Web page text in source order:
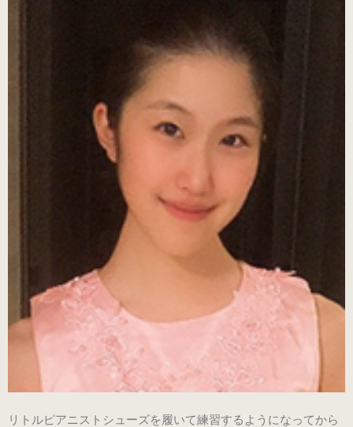
特定商取引法に基づく表記
リトルピアニストシューズを履いて練習するようになってから